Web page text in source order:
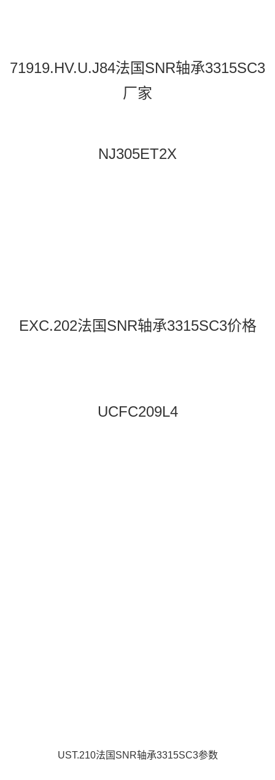
71919.HV.U.J84法国SNR轴承3315SC3
厂家
NJ305ET2X
EXC.202法国SNR轴承3315SC3价格
UCFC209L4
UST.210法国SNR轴承3315SC3参数